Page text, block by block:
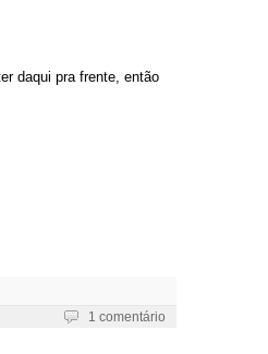
daqui pra frente, então
1 comentário